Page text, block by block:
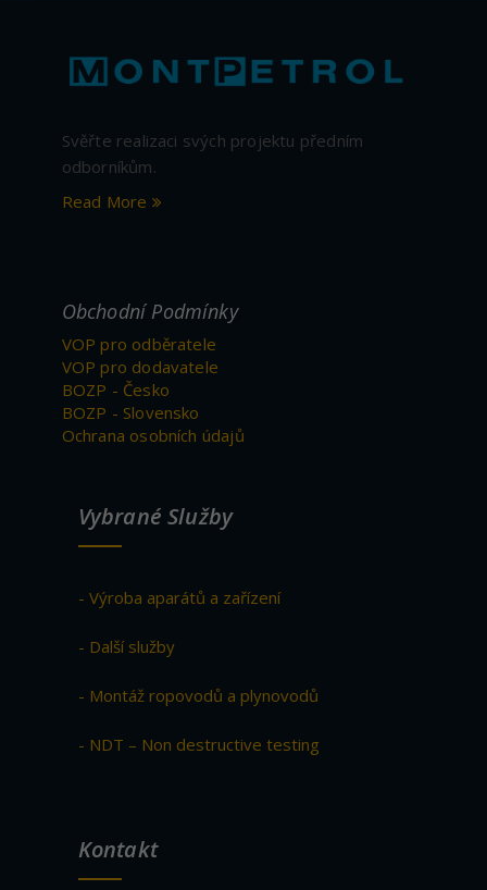
Svěřte realizaci svých projektu předním
odborníkům.
Read More
Obchodní Podmínky
VOP pro odběratele
VOP pro dodavatele
BOZP - Česko
BOZP - Slovensko
Ochrana osobních údajů
Vybrané Služby
- Výroba aparátů a zařízení
- Další služby
- Montáž ropovodů a plynovodů
- NDT – Non destructive testing
Kontakt